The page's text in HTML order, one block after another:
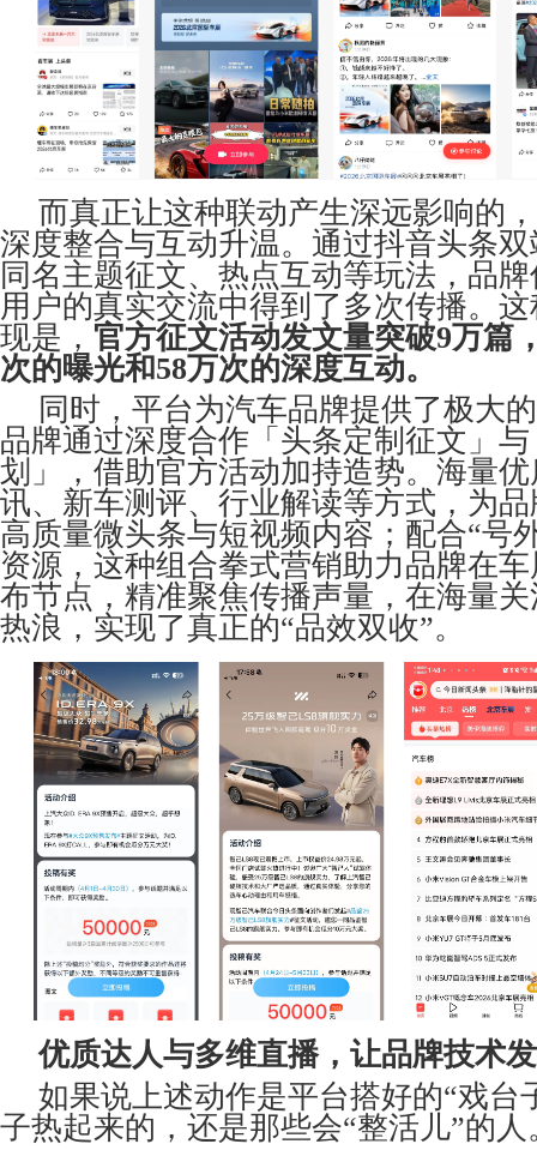
而真正让这种联动产生深远影响的
深度整合与互动升温。通过抖音头条
同名主题征文、热点互动等玩法，品
用户的真实交流中得到了多次传播。
现是， 官方征文活动发文量突破9万篇
次的曝光和58万次的深度互动。
同时，平台为汽车品牌提供了极大
品牌通过深度合作「头条定制征文」
划」，借助官方活动加持造势。海量
讯、新车测评、行业解读等方式，为
高质量微头条与短视频内容；配合“号
资源，这种组合拳式营销助力品牌在
布节点，精准聚焦传播声量，在海量
热浪，实现了真正的“品效双收”。
优质达人与多维直播，让品牌技术
如果说上述动作是平台搭好的“戏台
子热起来的，还是那些会“整活儿”的人